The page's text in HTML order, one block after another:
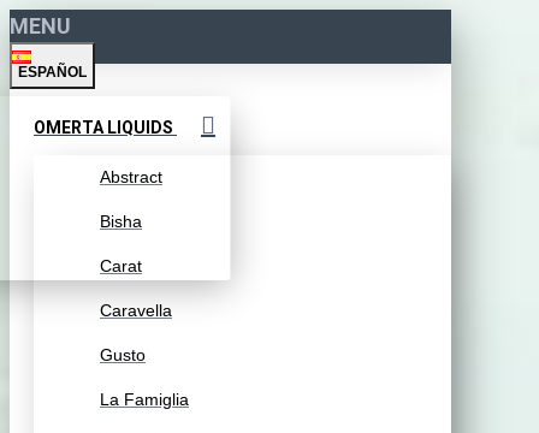
MENU
ESPAÑOL
OMERTA LIQUIDS
Abstract
Bisha
Carat
Caravella
Gusto
La Famiglia